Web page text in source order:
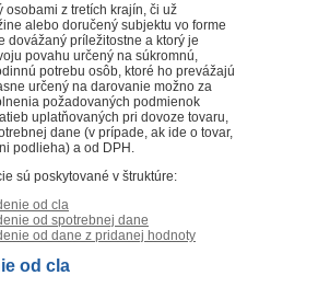
osobami z tretích krajín, či už
alebo doručený subjektu vo forme
dovážaný príležitostne a ktorý je
povahu určený na súkromnú,
potrebu osôb, ktoré ho prevážajú
určený na darovanie možno za
požadovaných podmienok
uplatňovaných pri dovoze tovaru,
dane (v prípade, ak ide o tovar,
podlieha) a od DPH.
sú poskytované v štruktúre:
od cla
od spotrebnej dane
od dane z pridanej hodnoty
od cla